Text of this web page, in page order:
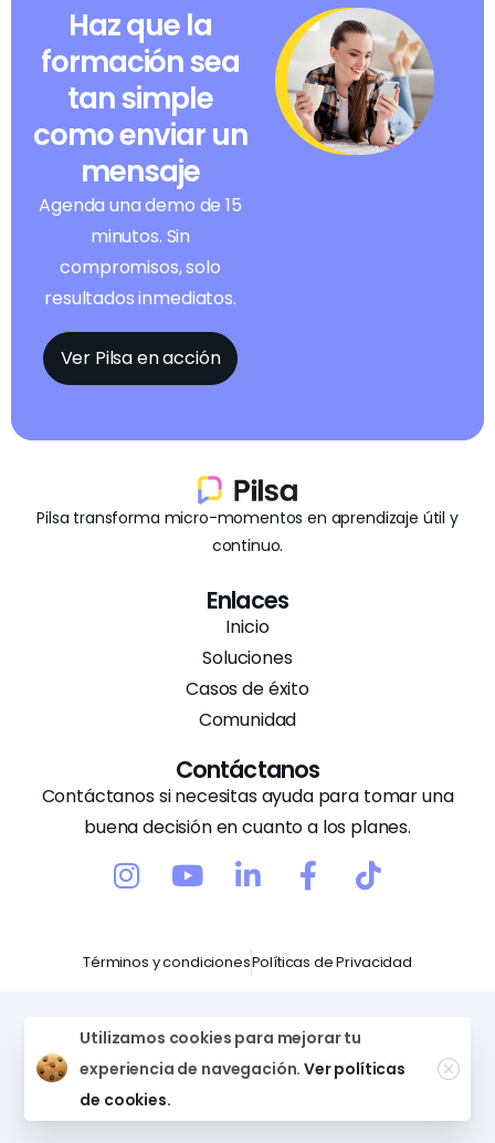
Haz que la
formación sea
tan simple
como enviar un
mensaje
Agenda una demo de 15
minutos. Sin
compromisos, solo
resultados inmediatos.
Ver Pilsa en acción
Pilsa transforma micro-momentos en aprendizaje útil y
continuo.
Enlaces
Inicio
Soluciones
Casos de éxito
Comunidad
Contáctanos
Contáctanos si necesitas ayuda para tomar una
buena decisión en cuanto a los planes.
Términos y condicionesPolíticas de Privacidad
Copyright © Pilsa 2026 – Todos los derechos
reservados. U.S. registered company. Based in
Utilizamos cookies para mejorar tu
experiencia de navegación.Ver políticas
de cookies.